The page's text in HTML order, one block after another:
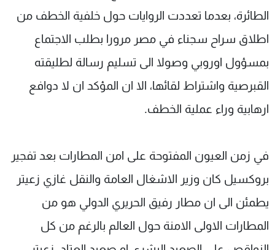
الطائرة، بعدما تعددت الروايات حول خلفية الخطف من
اطلاق سراح سجناء في مصر مرورا بطلب الاجتماع
بمسؤول اوروبي وصولا الى تسليم رسالة لطليقته
القبرصية واشتراط لقائها، الا ان المؤكد ان لا دوافع
ارهابية وراء عملية الخطف.
في زمن العيون المفتوحة على امن المطارات بعد تفجير
بروكسيل كان وزير الاشغال العامة والنقل غازي زعيتر
يطمئن الى ان مطار رفيق الحريري الدولي هو من
المطارات الاولى الامنة حول العالم بالرغم من كل